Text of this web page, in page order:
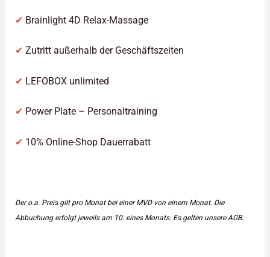
✔ Brainlight 4D Relax-Massage
✔ Zutritt außerhalb der Geschäftszeiten
✔ LEFOBOX unlimited
✔ Power Plate – Personaltraining
✔ 10% Online-Shop Dauerrabatt
Der o.a. Preis gilt pro Monat bei einer MVD von einem Monat. Die
Abbuchung erfolgt jeweils am 10. eines Monats. Es gelten unsereAGB.